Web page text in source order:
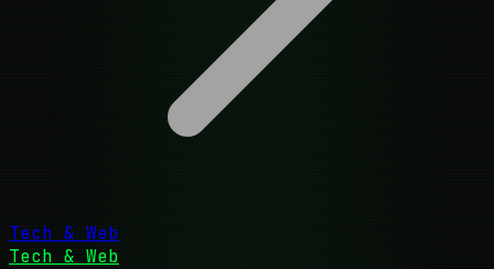
Tech & Web
Tech & Web